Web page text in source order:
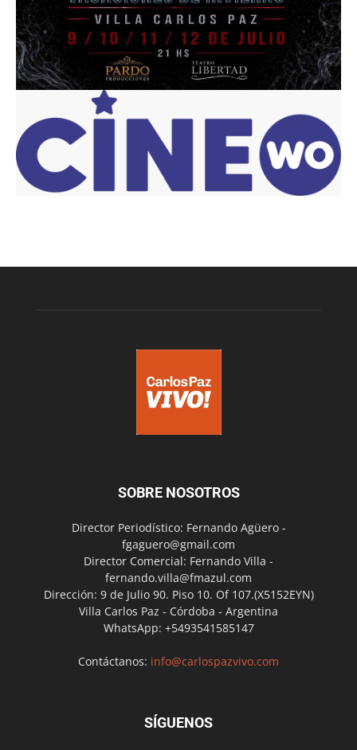
SOBRE NOSOTROS
Director Periodístico: Fernando Agüero -
fgaguero@gmail.com
Director Comercial: Fernando Villa -
fernando.villa@fmazul.com
Dirección: 9 de Julio 90. Piso 10. Of 107.(X5152EYN)
Villa Carlos Paz - Córdoba - Argentina
WhatsApp: +5493541585147
Contáctanos: info@carlospazvivo.com
SÍGUENOS